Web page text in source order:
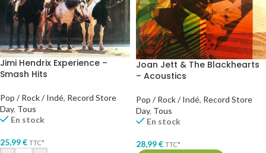
Jimi Hendrix Experience –
Smash Hits
Pop / Rock / Indé, Record Store
Day, Tous
En stock
25,99€ TTC*
Joan Jett & The Blackhearts
– Acoustics
Pop / Rock / Indé, Record Store
Day, Tous
En stock
28,99€ TTC*